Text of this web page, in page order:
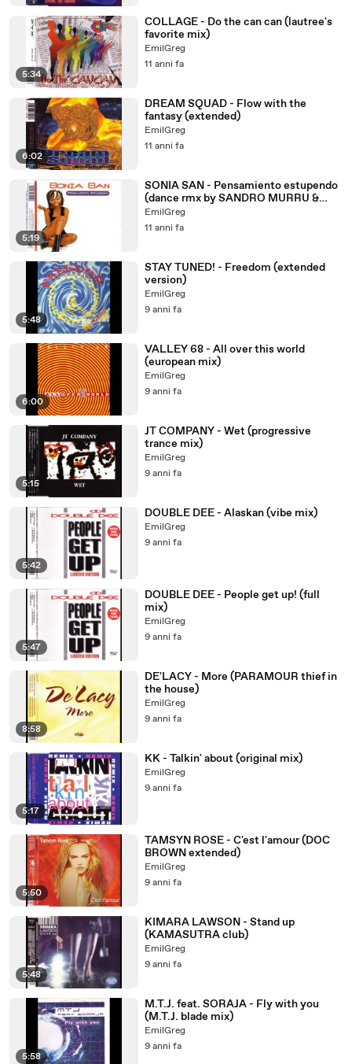
5:34
COLLAGE - Do the can can (lautree's
favorite mix)
EmilGreg
11 anni fa
6:02
DREAM SQUAD - Flow with the
fantasy (extended)
EmilGreg
11 anni fa
5:19
SONIA SAN - Pensamiento estupendo
(dance rmx by SANDRO MURRU &
PRINCESS MARLA)
EmilGreg
11 anni fa
5:48
STAY TUNED! - Freedom (extended
version)
EmilGreg
9 anni fa
6:00
VALLEY 68 - All over this world
(european mix)
EmilGreg
9 anni fa
5:15
JT COMPANY - Wet (progressive
trance mix)
EmilGreg
9 anni fa
5:42
DOUBLE DEE - Alaskan (vibe mix)
EmilGreg
9 anni fa
5:47
DOUBLE DEE - People get up! (full
mix)
EmilGreg
9 anni fa
8:58
DE'LACY - More (PARAMOUR thief in
the house)
EmilGreg
9 anni fa
5:17
KK - Talkin' about (original mix)
EmilGreg
9 anni fa
5:50
TAMSYN ROSE - C'est l'amour (DOC
BROWN extended)
EmilGreg
9 anni fa
5:48
KIMARA LAWSON - Stand up
(KAMASUTRA club)
EmilGreg
9 anni fa
5:58
M.T.J. feat. SORAJA - Fly with you
(M.T.J. blade mix)
EmilGreg
9 anni fa